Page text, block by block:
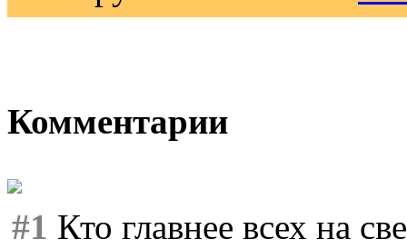
Комментарии
#1 Кто главнее всех на